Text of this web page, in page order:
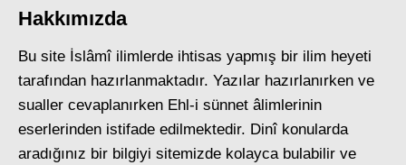
Hakkımızda
Bu site İslâmî ilimlerde ihtisas yapmış bir ilim heyeti
tarafından hazırlanmaktadır. Yazılar hazırlanırken ve
sualler cevaplanırken Ehl-i sünnet âlimlerinin
eserlerinden istifade edilmektedir. Dinî konularda
aradığınız bir bilgiyi sitemizde kolayca bulabilir ve